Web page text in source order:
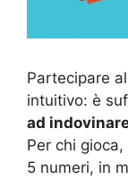
Partecipare
intuitivo: è
ad
Per chi
5 numeri, in